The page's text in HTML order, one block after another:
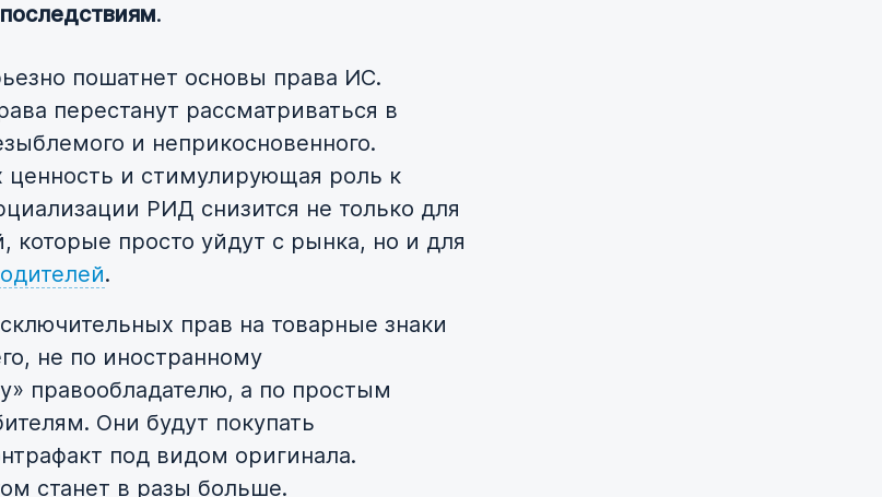
.
пошатнет основы права ИС.
перестанут рассматриваться в
и неприкосновенного.
ценность и стимулирующая роль к
РИД снизится не только для
которые просто уйдут с рынка, но и для
.
прав на товарные знаки
не по иностранному
правообладателю, а по простым
Они будут покупать
под видом оригинала.
станет в разы больше.